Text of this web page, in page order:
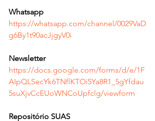
Whatsapp
https://whatsapp.com/channel/0029VaD
g6By1t90acJjgyV0i
Newsletter
https://docs.google.com/forms/d/e/1F
AIpQLSecYk6TNflKTOi5Ya8R1_5gYfdau
5suXjvCcEUoWNCoUpfclg/viewform
Repositório SUAS